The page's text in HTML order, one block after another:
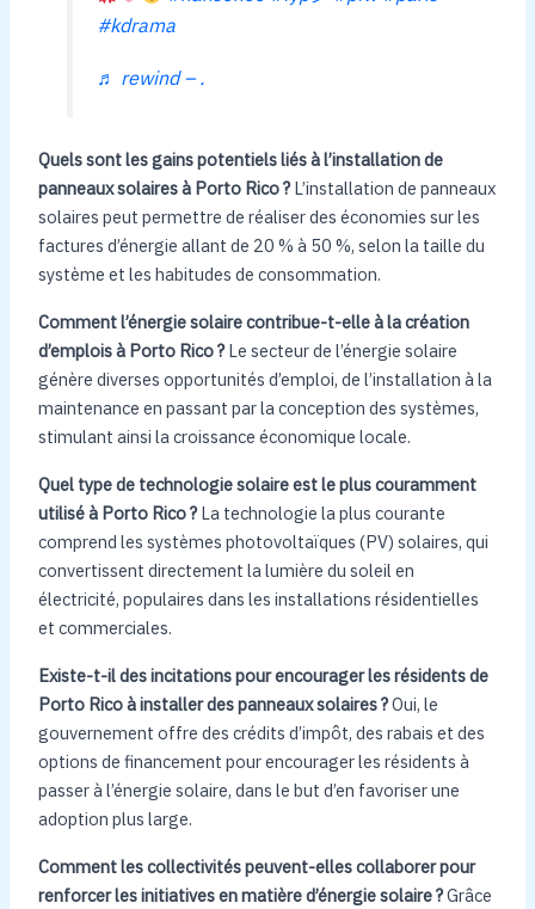
#kdrama
♬ rewind – .
Quels sont les gains potentiels liés à l’installation de
panneaux solaires à Porto Rico ?L’installation de panneaux
solaires peut permettre de réaliser des économies sur les
factures d’énergie allant de 20 % à 50 %, selon la taille du
système et les habitudes de consommation.
Comment l’énergie solaire contribue-t-elle à la création
d’emplois à Porto Rico ?Le secteur de l’énergie solaire
génère diverses opportunités d’emploi, de l’installation à la
maintenance en passant par la conception des systèmes,
stimulant ainsi la croissance économique locale.
Quel type de technologie solaire est le plus couramment
utilisé à Porto Rico ?La technologie la plus courante
comprend les systèmes photovoltaïques (PV) solaires, qui
convertissent directement la lumière du soleil en
électricité, populaires dans les installations résidentielles
et commerciales.
Existe-t-il des incitations pour encourager les résidents de
Porto Rico à installer des panneaux solaires ?Oui, le
gouvernement offre des crédits d’impôt, des rabais et des
options de financement pour encourager les résidents à
passer à l’énergie solaire, dans le but d’en favoriser une
adoption plus large.
Comment les collectivités peuvent-elles collaborer pour
renforcer les initiatives en matière d’énergie solaire ?Grâce